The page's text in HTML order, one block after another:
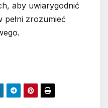
aby uwiarygodnić
pełni zrozumieć